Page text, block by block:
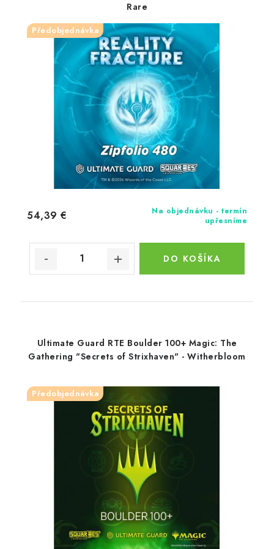
Rare
Předobjednávka
Na objednávku - termín
upřesníme
54,39 €
DO KOŠÍKA
Ultimate Guard RTE Boulder 100+ Magic: The
Gathering "Secrets of Strixhaven" - Witherbloom
Předobjednávka